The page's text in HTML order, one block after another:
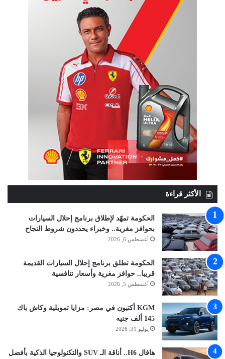
الأكثر قراءة
الحكومة تمهّد لإطلاق برنامج إحلال السيارات
بحوافز مغرية.. وخبراء يحددون شروط النجاح
أغسطس 6, 2026
الحكومة تطلق برنامج إحلال السيارات القديمة
قريبا.. حوافز مغرية وأسعار تنافسية
أغسطس 5, 2026
KGM أكتيون في مصر: مزايا تمويلية وكاش باك
145 ألف جنيه
يوليو 31, 2026
هافال H6.. أناقة الـ SUV والتكنولوجيا الذكية بأفضل